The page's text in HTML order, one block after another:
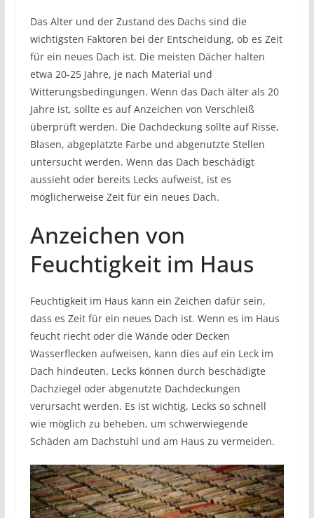
Das Alter und der Zustand des Dachs sind die
wichtigsten Faktoren bei der Entscheidung, ob es Zeit
für ein neues Dach ist. Die meisten Dächer halten
etwa 20-25 Jahre, je nach Material und
Witterungsbedingungen. Wenn das Dach älter als 20
Jahre ist, sollte es auf Anzeichen von Verschleiß
überprüft werden. Die Dachdeckung sollte auf Risse,
Blasen, abgeplatzte Farbe und abgenutzte Stellen
untersucht werden. Wenn das Dach beschädigt
aussieht oder bereits Lecks aufweist, ist es
möglicherweise Zeit für ein neues Dach.
Anzeichen von
Feuchtigkeit im Haus
Feuchtigkeit im Haus kann ein Zeichen dafür sein,
dass es Zeit für ein neues Dach ist. Wenn es im Haus
feucht riecht oder die Wände oder Decken
Wasserflecken aufweisen, kann dies auf ein Leck im
Dach hindeuten. Lecks können durch beschädigte
Dachziegel oder abgenutzte Dachdeckungen
verursacht werden. Es ist wichtig, Lecks so schnell
wie möglich zu beheben, um schwerwiegende
Schäden am Dachstuhl und am Haus zu vermeiden.